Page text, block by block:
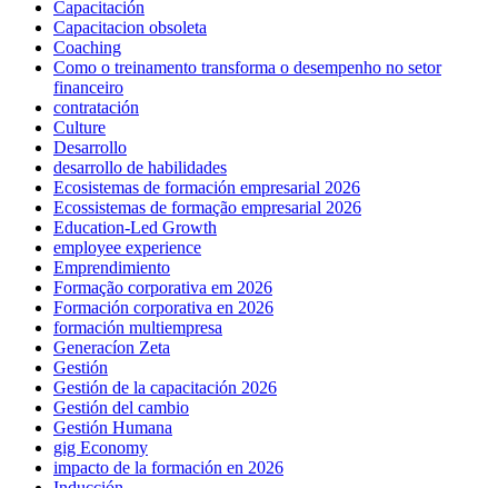
Capacitación
Capacitacion obsoleta
Coaching
Como o treinamento transforma o desempenho no setor
financeiro
contratación
Culture
Desarrollo
desarrollo de habilidades
Ecosistemas de formación empresarial 2026
Ecossistemas de formação empresarial 2026
Education-Led Growth
employee experience
Emprendimiento
Formação corporativa em 2026
Formación corporativa en 2026
formación multiempresa
Generacíon Zeta
Gestión
Gestión de la capacitación 2026
Gestión del cambio
Gestión Humana
gig Economy
impacto de la formación en 2026